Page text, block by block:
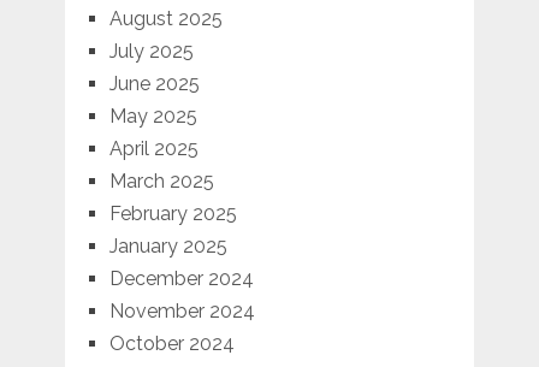
August 2025
July 2025
June 2025
May 2025
April 2025
March 2025
February 2025
January 2025
December 2024
November 2024
October 2024